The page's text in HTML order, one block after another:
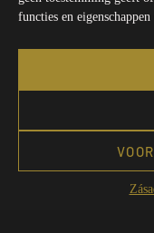
functies en